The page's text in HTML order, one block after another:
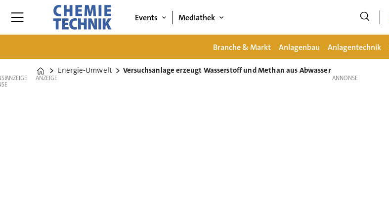
Events Mediathek
Branche & Markt Anlagenbau Anlagentechnik
Home
Energie-Umwelt Versuchsanlage erzeugt Wasserstoff und Methan aus Abwasser
ANZEIGE ANZEIGE